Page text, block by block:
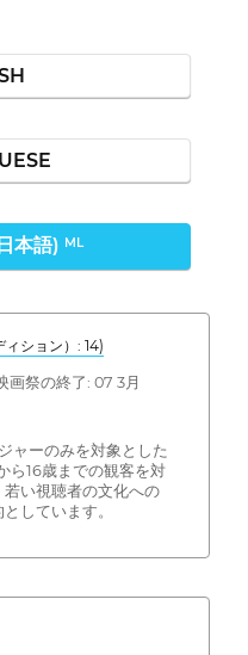
本語) ML
ィション）: 14)
祭の終了: 07 3月
ャーのみを対象とした
ら16歳までの観客を対
い視聴者の文化への
しています。